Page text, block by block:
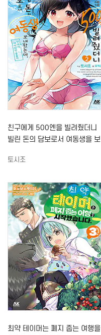
친구에게 500엔을 빌려줬더니
빌린 돈의 담보로서 여동생을 보
까 (2)
토시조
최약 테이머는 폐지 줍는 여행을